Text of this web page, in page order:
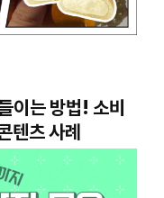
이는 방법! 소비
텐츠 사례